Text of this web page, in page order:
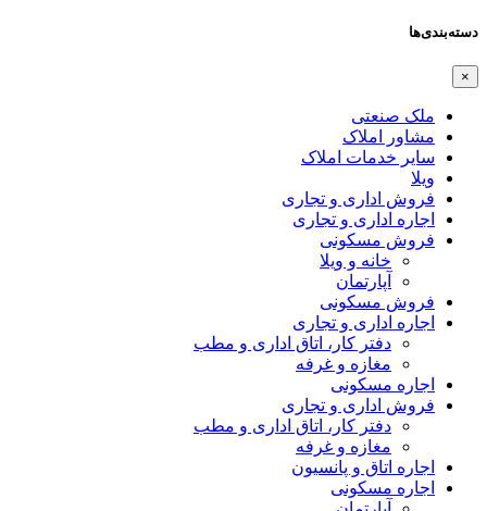
دسته‌بندی‌ها
×
ملک صنعتی
مشاور املاک
سایر خدمات املاک
ویلا
فروش اداری و تجاری
اجاره اداری و تجاری
فروش مسکونی
خانه و ویلا
آپارتمان
فروش مسکونی
اجاره اداری و تجاری
دفتر کار، اتاق اداری و مطب
مغازه و غرفه
اجاره مسکونی
فروش اداری و تجاری
دفتر کار، اتاق اداری و مطب
مغازه و غرفه
اجاره اتاق و پانسیون
اجاره مسکونی